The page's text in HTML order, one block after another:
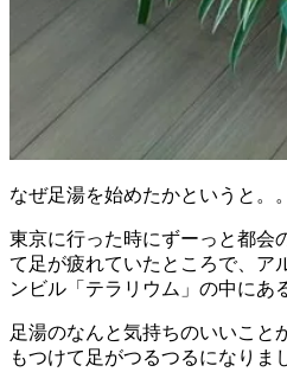
なぜ足湯を始めたかというと。。
東京に行った時にずーっと都会
て足が疲れていたところで、ア
ンビル「テラリウム」の中にあ
足湯のなんと気持ちのいいこと
もつけて足がつるつるになりま